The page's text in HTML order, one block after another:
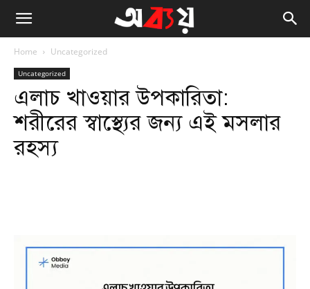
Home Uncategorized
Uncategorized
এলাচ খাওয়ার উপকারিতা:
শরীরের স্বাস্থ্যের জন্য এই মসলার
রহস্য